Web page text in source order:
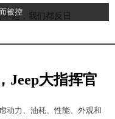
被控
Jeep大指挥官
动力、油耗、性能、外观和